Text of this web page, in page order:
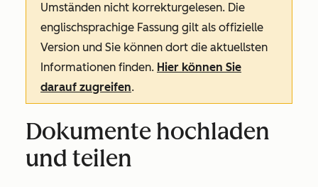
Umständen nicht korrekturgelesen. Die
englischsprachige Fassung gilt als offizielle
Version und Sie können dort die aktuellsten
Informationen finden. Hier können Sie
darauf zugreifen.
Dokumente hochladen
und teilen